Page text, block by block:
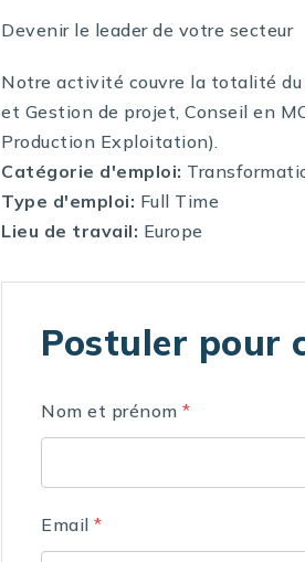
Devenir le leader de votre secteur
Notre activité couvre la totalité du
et Gestion de projet, Conseil en
Production Exploitation).
Catégorie d'emploi:
Type d'emploi: Full Time
Lieu de travail: Europe
Postuler pour
Nom et prénom*
Email*